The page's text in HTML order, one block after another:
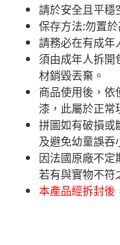
請於安全且平穩
保存方法:勿置
請務必在有成年
須由成年人拆
材銷毀丟棄。
商品使用後，
漆，此屬於正常
拼圖如有破損或
及避免幼童誤吞
因法國原廠不
若有與實物不符
本產品經拆封後